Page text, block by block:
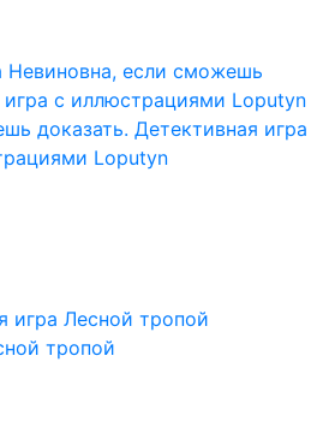
доказать. Детективная игра
Loputyn
тропой